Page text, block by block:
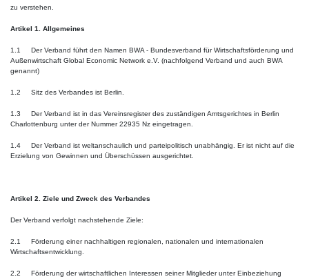
zu verstehen.
Artikel 1. Allgemeines
1.1 Der Verband führt den Namen BWA - Bundesverband für Wirtschaftsförderung und
Außenwirtschaft Global Economic Network e.V. (nachfolgend Verband und auch BWA
genannt)
1.2 Sitz des Verbandes ist Berlin.
1.3 Der Verband ist in das Vereinsregister des zuständigen Amtsgerichtes in Berlin
Charlottenburg unter der Nummer 22935 Nz eingetragen.
1.4 Der Verband ist weltanschaulich und parteipolitisch unabhängig. Er ist nicht auf die
Erzielung von Gewinnen und Überschüssen ausgerichtet.
Artikel 2. Ziele und Zweck des Verbandes
Der Verband verfolgt nachstehende Ziele:
2.1 Förderung einer nachhaltigen regionalen, nationalen und internationalen
Wirtschaftsentwicklung.
2.2 Förderung der wirtschaftlichen Interessen seiner Mitglieder unter Einbeziehung